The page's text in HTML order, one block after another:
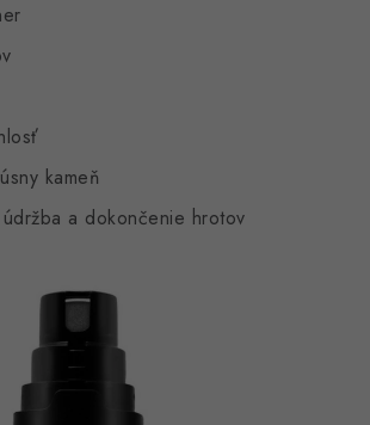
kameň
a dokončenie hrotov